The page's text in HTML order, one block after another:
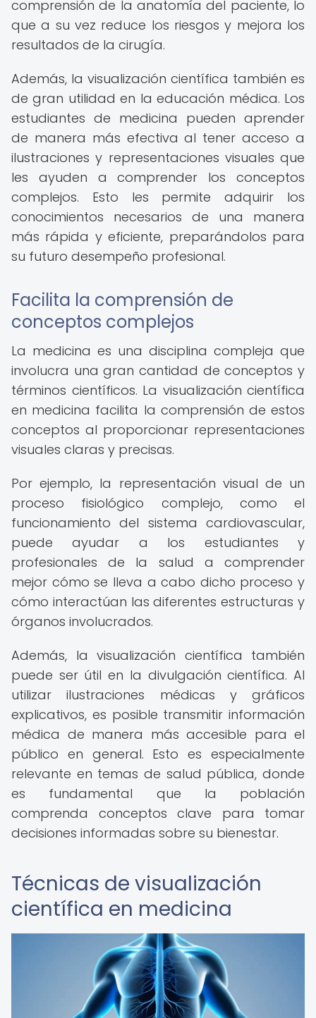
comprensión de la anatomía del paciente, lo
que a su vez reduce los riesgos y mejora los
resultados de la cirugía.
Además, la visualización científica también es
de gran utilidad en la educación médica. Los
estudiantes de medicina pueden aprender
de manera más efectiva al tener acceso a
ilustraciones y representaciones visuales que
les ayuden a comprender los conceptos
complejos. Esto les permite adquirir los
conocimientos necesarios de una manera
más rápida y eficiente, preparándolos para
su futuro desempeño profesional.
Facilita la comprensión de
conceptos complejos
La medicina es una disciplina compleja que
involucra una gran cantidad de conceptos y
términos científicos. La visualización científica
en medicina facilita la comprensión de estos
conceptos al proporcionar representaciones
visuales claras y precisas.
Por ejemplo, la representación visual de un
proceso fisiológico complejo, como el
funcionamiento del sistema cardiovascular,
puede ayudar a los estudiantes y
profesionales de la salud a comprender
mejor cómo se lleva a cabo dicho proceso y
cómo interactúan las diferentes estructuras y
órganos involucrados.
Además, la visualización científica también
puede ser útil en la divulgación científica. Al
utilizar ilustraciones médicas y gráficos
explicativos, es posible transmitir información
médica de manera más accesible para el
público en general. Esto es especialmente
relevante en temas de salud pública, donde
es fundamental que la población
comprenda conceptos clave para tomar
decisiones informadas sobre su bienestar.
Técnicas de visualización
científica en medicina